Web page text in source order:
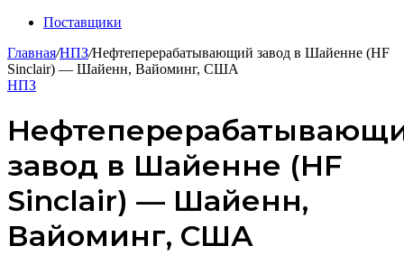
Поставщики
Главная/НПЗ/Нефтеперерабатывающий завод в Шайенне (HF
Sinclair) — Шайенн, Вайоминг, США
НПЗ
завод в Шайенне (HF
Sinclair) — Шайенн,
Вайоминг, США